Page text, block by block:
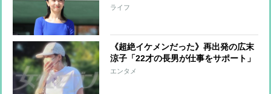
イント」ワンピースに加えられてい
ライフ
《超絶イケメンだった》再出発の広末
涼子「22才の長男が仕事をサポート」
美人インフルエンサーと真剣交際中の
エンタメ